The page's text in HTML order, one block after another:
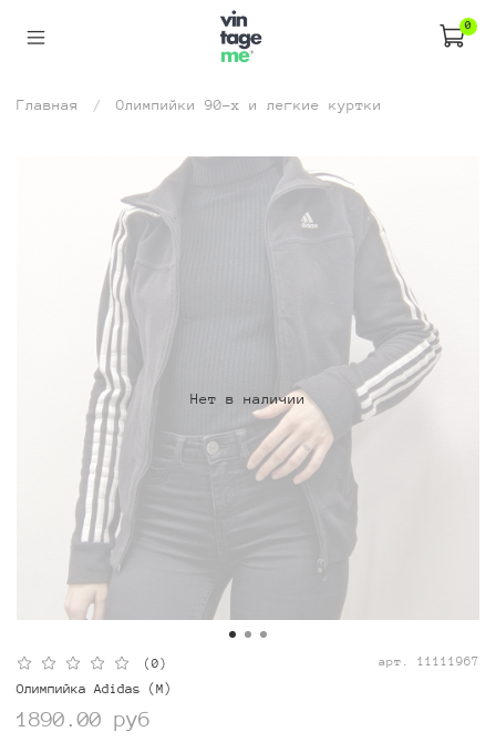
0
Главная Олимпийки 90-х и легкие куртки
Нет в наличии
(0) арт. 11111967
Олимпийка Adidas (M)
1890.00 руб